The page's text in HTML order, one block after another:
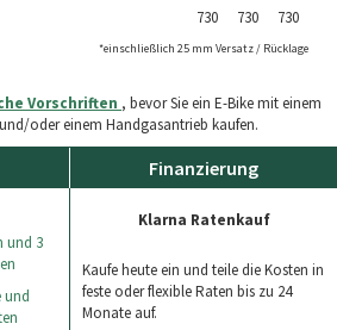
730 730 730
*einschließlich 25 mm Versatz / Rücklage
Vorschriften , bevor Sie ein E-Bike mit einem
oder einem Handgasantrieb kaufen.
und 3
und
Finanzierung
Klarna Ratenkauf
Kaufe heute ein und teile die Kosten in
feste oder flexible Raten bis zu 24
Monate auf.